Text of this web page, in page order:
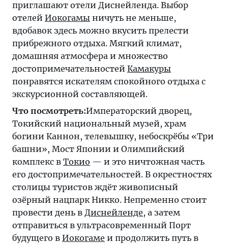
приглашают отели Диснейленда. Выбор
отелей Иокогамы ничуть не меньше,
вдобавок здесь можно вкусить прелести
прибрежного отдыха. Мягкий климат,
домашняя атмосфера и множество
достопримечательностей Камакуры
понравятся искателям спокойного отдыха с
экскурсионной составляющей.
Что посмотреть:Императорский дворец,
Токийский национальный музей, храм
богини Каннон, телевышку, небоскрёбы «Три
башни», Мост Японии и Олимпийский
комплекс в Токио — и это ничтожная часть
его достопримечательностей. В окрестностях
столицы туристов ждёт живописный
озёрный нацпарк Никко. Непременно стоит
провести день в Диснейленде, а затем
отправиться в ультрасовременный Порт
будущего в Иокогаме и продолжить путь в